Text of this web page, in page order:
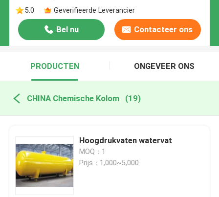
5.0
Geverifieerde Leverancier
Bel nu Contacteer ons
PRODUCTEN ONGEVEER ONS
CHINA Chemische Kolom (19)
Hoogdrukvaten watervat
MOQ：1
Prijs：1,000~5,000